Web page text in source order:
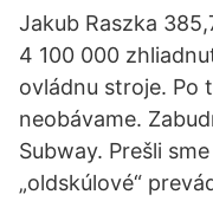
Jakub Raszka
4 100 000
ovládnu stroje. Po
neobávame.
Subway. Prešli
„oldskúlové“